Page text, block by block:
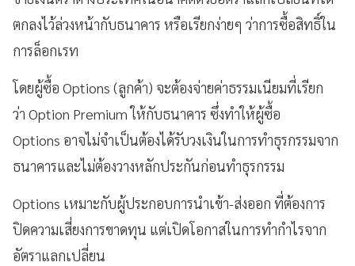
ตกลงไว้ล่วงหน้ากับธนาคาร หรือเรียกง่ายๆ ว่าการซื้อสิทธิ์ใน
การล็อกเรท
โดยผู้ซื้อ Options (ลูกค้า) จะต้องจ่ายค่าธรรมเนียมที่เรียก
ว่า Option Premium ให้กับธนาคาร ซึ่งทำให้ผู้ซื้อ
Options อาจไม่จำเป็นต้องได้รับวงเงินในการทำธุรกรรมจาก
ธนาคารและไม่ต้องวางหลักประกันก่อนทำธุรกรรม
Options เหมาะกับผู้ประกอบการนำเข้า-ส่งออก ที่ต้องการ
ปิดความเสี่ยงการขาดทุน แต่เปิดโอกาสในการทำกำไรจาก
อัตราแลกเปลี่ยน